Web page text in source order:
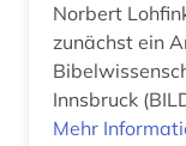
Norbert
zunächst ein
Innsbruck
Mehr